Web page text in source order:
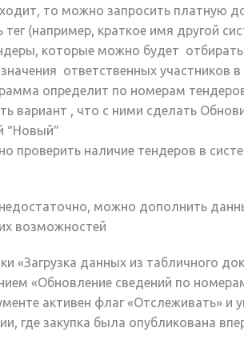
, то можно запросить платную
тег (например, краткое имя другой
которые можно будет отбирать
ответственных участников
определит по номерам
вариант , что с ними сделать
“Новый”
проверить наличие тендеров в
можно дополнить
возможностей
«Загрузка данных из табличного
«Обновление сведений по
активен флаг «Отслеживать»
где закупка была опубликована